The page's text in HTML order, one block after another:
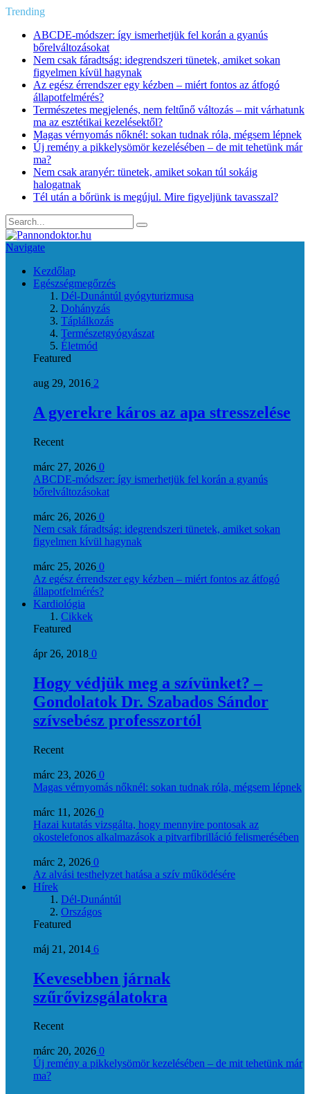
Trending
ABCDE‑módszer: így ismerhetjük fel korán a gyanús
bőrelváltozásokat
Nem csak fáradtság: idegrendszeri tünetek, amiket sokan
figyelmen kívül hagynak
Az egész érrendszer egy kézben – miért fontos az átfogó
állapotfelmérés?
Természetes megjelenés, nem feltűnő változás – mit várhatunk
ma az esztétikai kezelésektől?
Magas vérnyomás nőknél: sokan tudnak róla, mégsem lépnek
Új remény a pikkelysömör kezelésében – de mit tehetünk már
ma?
Nem csak aranyér: tünetek, amiket sokan túl sokáig
halogatnak
Tél után a bőrünk is megújul. Mire figyeljünk tavasszal?
Navigate
Kezdőlap
Egészségmegőrzés
Dél-Dunántúl gyógyturizmusa
Dohányzás
Táplálkozás
Természetgyógyászat
Életmód
Featured
aug 29, 2016 2
A gyerekre káros az apa stresszelése
Recent
márc 27, 2026 0
ABCDE‑módszer: így ismerhetjük fel korán a gyanús
bőrelváltozásokat
márc 26, 2026 0
Nem csak fáradtság: idegrendszeri tünetek, amiket sokan
figyelmen kívül hagynak
márc 25, 2026 0
Az egész érrendszer egy kézben – miért fontos az átfogó
állapotfelmérés?
Kardiológia
Cikkek
Featured
ápr 26, 2018 0
Hogy védjük meg a szívünket? –
Gondolatok Dr. Szabados Sándor
szívsebész professzortól
Recent
márc 23, 2026 0
Magas vérnyomás nőknél: sokan tudnak róla, mégsem lépnek
márc 11, 2026 0
Hazai kutatás vizsgálta, hogy mennyire pontosak az
okostelefonos alkalmazások a pitvarfibrilláció felismerésében
márc 2, 2026 0
Az alvási testhelyzet hatása a szív működésére
Hírek
Dél-Dunántúl
Országos
Featured
máj 21, 2014 6
Kevesebben járnak
szűrővizsgálatokra
Recent
márc 20, 2026 0
Új remény a pikkelysömör kezelésében – de mit tehetünk már
ma?